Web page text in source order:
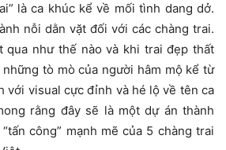
là ca khúc kể về mối tình dang dở.
nỗi dằn vặt đối với các chàng trai.
qua như thế nào và khi trai đẹp thất
tò mò của người hâm mộ kể từ
với visual cực đỉnh và hé lộ về tên ca
rằng đây sẽ là một dự án thành
công” mạnh mẽ của 5 chàng trai